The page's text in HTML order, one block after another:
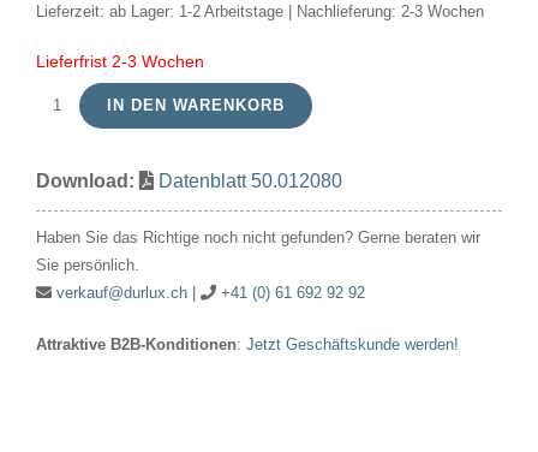
Lieferzeit: ab Lager: 1-2 Arbeitstage | Nachlieferung: 2-3 Wochen
Lieferfrist 2-3 Wochen
80mA/1W
Menge
IN DEN WARENKORB
Download: Datenblatt 50.012080
Haben Sie das Richtige noch nicht gefunden? Gerne beraten wir
Sie persönlich.
verkauf@durlux.ch| +41 (0) 61 692 92 92
Attraktive B2B-Konditionen: Jetzt Geschäftskunde werden!